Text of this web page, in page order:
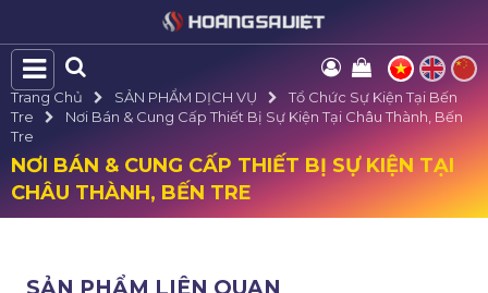
Trang Chủ SẢN PHẨM DỊCH VỤ
Tổ Chức Sự Kiện Tại Bến
Tre
Nơi Bán & Cung Cấp Thiết Bị Sự Kiện Tại Châu Thành, Bến
Tre
NƠI BÁN & CUNG CẤP THIẾT BỊ SỰ KIỆN TẠI
CHÂU THÀNH, BẾN TRE